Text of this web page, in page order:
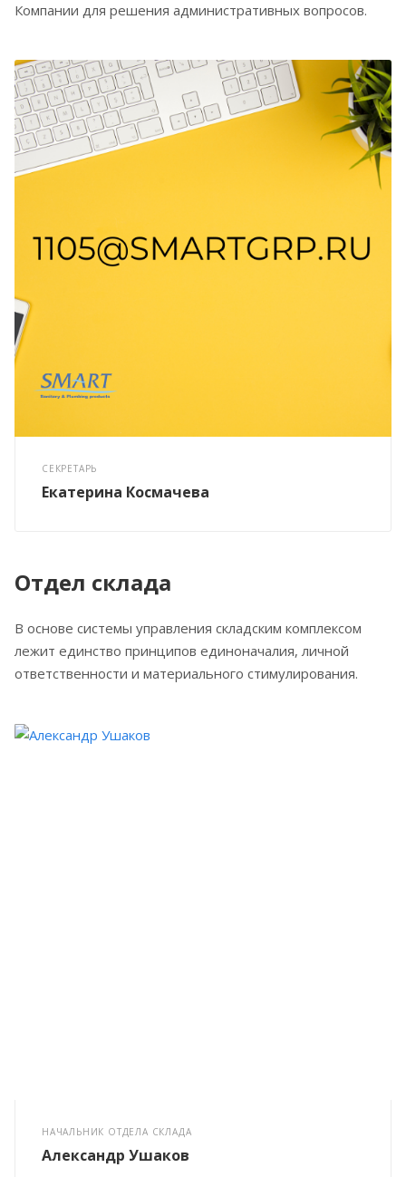
Компании для решения административных вопросов.
СЕКРЕТАРЬ
Екатерина Космачева
Отдел склада
В основе системы управления складским комплексом
лежит единство принципов единоначалия, личной
ответственности и материального стимулирования.
НАЧАЛЬНИК ОТДЕЛА СКЛАДА
Александр Ушаков